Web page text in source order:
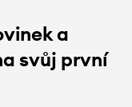
a
svůj první